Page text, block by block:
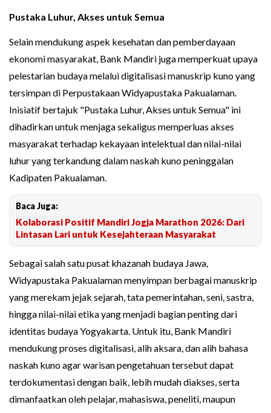
Pustaka Luhur, Akses untuk Semua
Selain mendukung aspek kesehatan dan pemberdayaan
ekonomi masyarakat, Bank Mandiri juga memperkuat upaya
pelestarian budaya melalui digitalisasi manuskrip kuno yang
tersimpan di Perpustakaan Widyapustaka Pakualaman.
Inisiatif bertajuk "Pustaka Luhur, Akses untuk Semua" ini
dihadirkan untuk menjaga sekaligus memperluas akses
masyarakat terhadap kekayaan intelektual dan nilai-nilai
luhur yang terkandung dalam naskah kuno peninggalan
Kadipaten Pakualaman.
Baca Juga:
Kolaborasi Positif Mandiri Jogja Marathon 2026: Dari
Lintasan Lari untuk Kesejahteraan Masyarakat
Sebagai salah satu pusat khazanah budaya Jawa,
Widyapustaka Pakualaman menyimpan berbagai manuskrip
yang merekam jejak sejarah, tata pemerintahan, seni, sastra,
hingga nilai-nilai etika yang menjadi bagian penting dari
identitas budaya Yogyakarta. Untuk itu, Bank Mandiri
mendukung proses digitalisasi, alih aksara, dan alih bahasa
naskah kuno agar warisan pengetahuan tersebut dapat
terdokumentasi dengan baik, lebih mudah diakses, serta
dimanfaatkan oleh pelajar, mahasiswa, peneliti, maupun